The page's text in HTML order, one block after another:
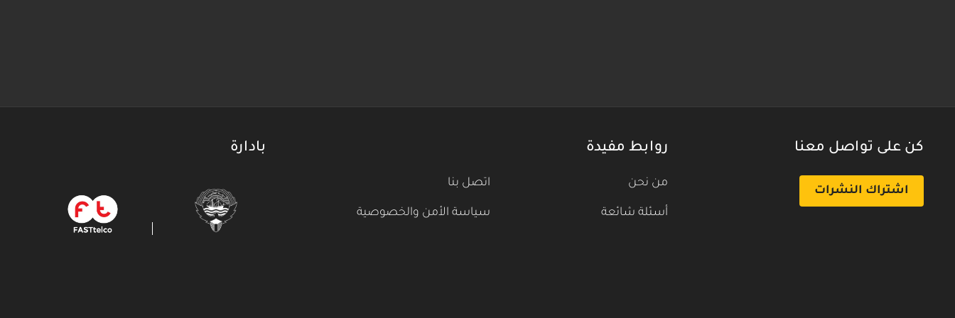
كن على تواصل معنا
اشتراك النشرات
روابط مفيدة
من نحن
أسئلة شائعة
اتصل بنا
سياسة الأمن والخصوصية
بادارة